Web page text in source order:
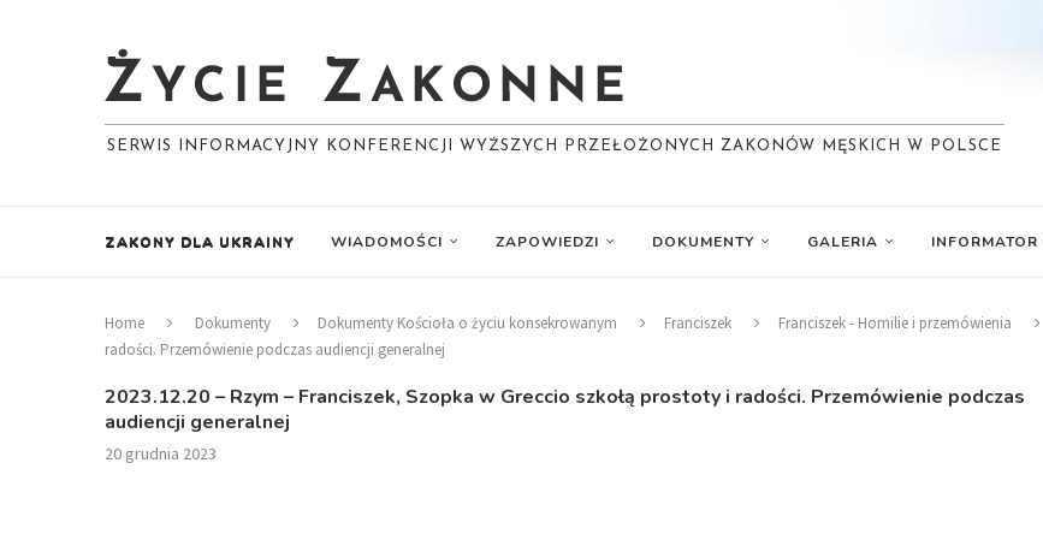
SERWIS INFORMACYJNY KONFERENCJI WYŻSZYCH PRZEŁOŻONYCH ZAKONÓW MĘSKICH W POLSCE
ZAKONY DLA UKRAINY WIADOMOŚCI ZAPOWIEDZI DOKUMENTY GALERIA INFORMATOR
Home Dokumenty Dokumenty Kościoła o życiu konsekrowanym Franciszek Franciszek - Homilie i przemówienia
radości. Przemówienie podczas audiencji generalnej
2023.12.20 – Rzym – Franciszek, Szopka w Greccio szkołą prostoty i radości. Przemówienie podczas
audiencji generalnej
20 grudnia 2023